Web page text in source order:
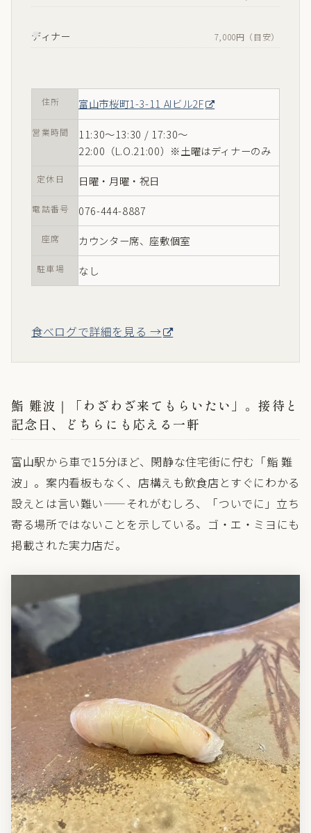
ディナー 7,000円（目安）
住所 富山市桜町1-3-11 AIビル2F
営業時間
11:30〜13:30 / 17:30〜
22:00（L.O.21:00）※土曜はディナーのみ
定休日 日曜・月曜・祝日
電話番号 076-444-8887
座席 カウンター席、座敷個室
駐車場 なし
食べログで詳細を見る →
鮨 難波｜「わざわざ来てもらいたい」。接待と
記念日、どちらにも応える一軒
富山駅から車で15分ほど、閑静な住宅街に佇む「鮨 難
波」。案内看板もなく、店構えも飲食店とすぐにわかる
設えとは言い難い——それがむしろ、「ついでに」立ち
寄る場所ではないことを示している。ゴ・エ・ミヨにも
掲載された実力店だ。